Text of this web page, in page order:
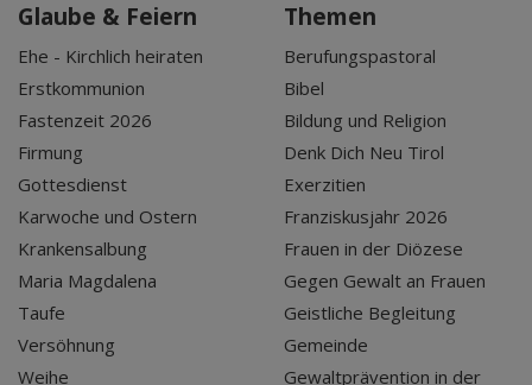
Glaube & Feiern
Ehe - Kirchlich heiraten
Erstkommunion
Fastenzeit 2026
Firmung
Gottesdienst
Karwoche und Ostern
Krankensalbung
Maria Magdalena
Taufe
Versöhnung
Weihe
Themen
Berufungspastoral
Bibel
Bildung und Religion
Denk Dich Neu Tirol
Exerzitien
Franziskusjahr 2026
Frauen in der Diözese
Gegen Gewalt an Frauen
Geistliche Begleitung
Gemeinde
Gewaltprävention in der